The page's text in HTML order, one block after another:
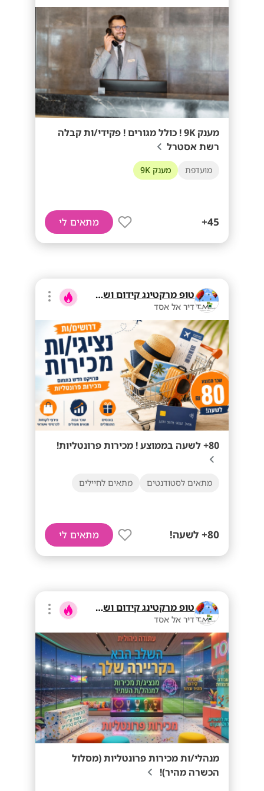
מענק 9K ! כולל מגורים ! פקידי/ות קבלה
רשת אסטרל
מועדפת מענק 9K
45+ מתאים לי
טופ מרקטינג קידום ושיווק בע"מ
דיר אל אסד
80+ לשעה בממוצע ! מכירות פרונטליות!
מתאים לסטודנטים מתאים לחיילים
80+ לשעה! מתאים לי
טופ מרקטינג קידום ושיווק בע"מ
דיר אל אסד
מנהלי/ות מכירות פרונטליות (מסלול
הכשרה מהיר)!